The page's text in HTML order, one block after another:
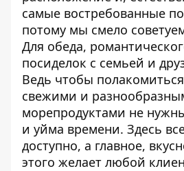
самые востребованные
потому мы смело
Для обеда,
посиделок с семьей и
Ведь чтобы
свежими и
морепродуктами не
и уйма времени. Здесь
доступно, а главное,
этого желает любой